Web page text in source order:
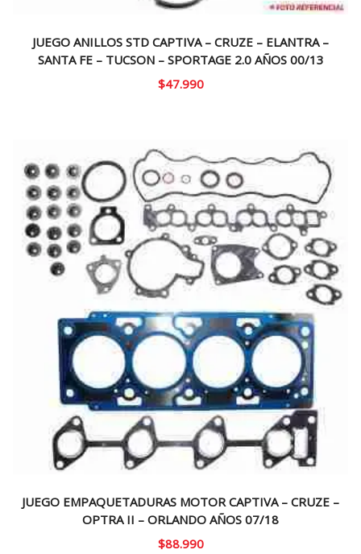
JUEGO ANILLOS STD CAPTIVA – CRUZE – ELANTRA –
SANTA FE – TUCSON – SPORTAGE 2.0 AÑOS 00/13
$47.990
JUEGO EMPAQUETADURAS MOTOR CAPTIVA – CRUZE –
OPTRA II – ORLANDO AÑOS 07/18
$88.990